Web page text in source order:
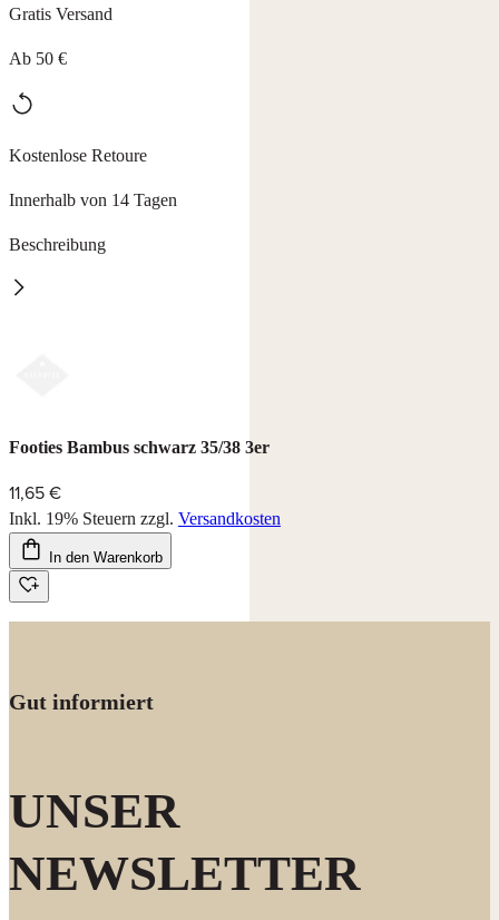
Gratis Versand
Ab 50 €
Kostenlose Retoure
Innerhalb von 14 Tagen
Beschreibung
Erhältilich in 3 Farben und 3 Größen.
Footies Bambus schwarz 35/38 3er
11,65 €
Inkl. 19% Steuern zzgl. Versandkosten
In den Warenkorb
Gut informiert
UNSER
NEWSLETTER